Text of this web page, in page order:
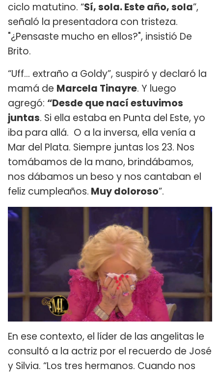
ciclo matutino. “Sí, sola. Este año, sola”,
señaló la presentadora con tristeza.
"¿Pensaste mucho en ellos?", insistió De
Brito.
“Uff… extraño a Goldy”, suspiró y declaró la
mamá de Marcela Tinayre. Y luego
agregó: “Desde que nací estuvimos
juntas. Si ella estaba en Punta del Este, yo
iba para allá. O a la inversa, ella venía a
Mar del Plata. Siempre juntas los 23. Nos
tomábamos de la mano, brindábamos,
nos dábamos un beso y nos cantaban el
feliz cumpleaños. Muy doloroso”.
En ese contexto, el líder de las angelitas le
consultó a la actriz por el recuerdo de José
y Silvia. “Los tres hermanos. Cuando nos